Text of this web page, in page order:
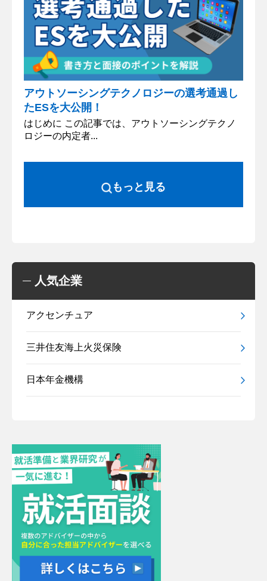
アウトソーシングテクノロジーの選考通過し
たESを大公開！
はじめに この記事では、アウトソーシングテクノ
ロジーの内定者...
もっと見る
人気企業
アクセンチュア
三井住友海上火災保険
日本年金機構